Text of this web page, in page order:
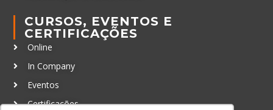
CURSOS, EVENTOS E
CERTIFICAÇÕES
Online
In Company
Eventos
Certificações